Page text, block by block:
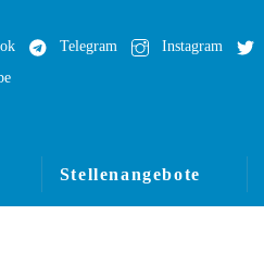
Stellenangebote
Telegram Instagram